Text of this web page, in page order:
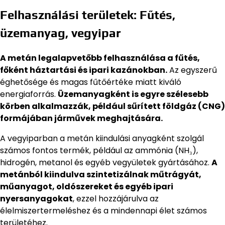
Felhasználási területek: Fűtés,
üzemanyag, vegyipar
A metán legalapvetőbb felhasználása a fűtés,
főként háztartási és ipari kazánokban.Az egyszerű
éghetősége és magas fűtőértéke miatt kiváló
energiaforrás. Üzemanyagként is egyre szélesebb
körben alkalmazzák, például sűrített földgáz (CNG)
formájában járművek meghajtására.
A vegyiparban a metán kiindulási anyagként szolgál
számos fontos termék, például az ammónia (NH₃),
hidrogén, metanol és egyéb vegyületek gyártásához. A
metánból kiindulva szintetizálnak műtrágyát,
műanyagot, oldószereket és egyéb ipari
nyersanyagokat, ezzel hozzájárulva az
élelmiszertermeléshez és a mindennapi élet számos